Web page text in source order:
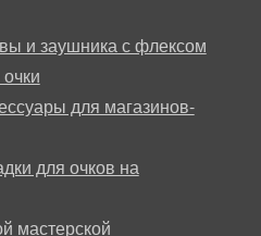
и заушника с флексом
для магазинов-
для очков на
мастерской